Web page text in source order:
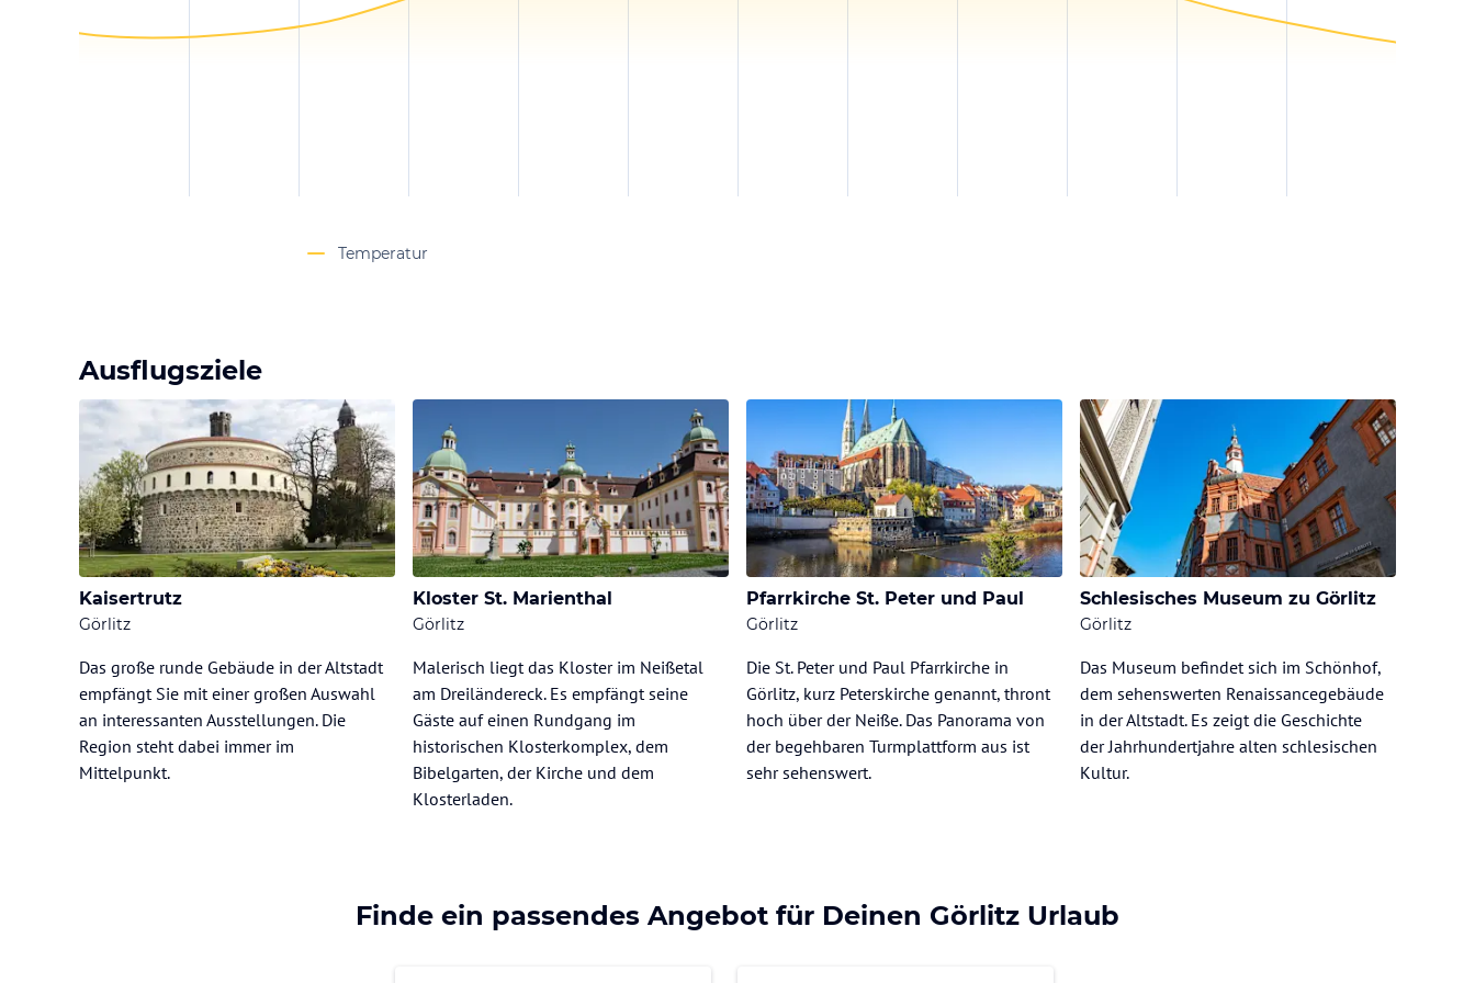
Temperatur
Ausflugsziele
Kaisertrutz
Görlitz
Das große runde Gebäude in der Altstadt
empfängt Sie mit einer großen Auswahl
an interessanten Ausstellungen. Die
Region steht dabei immer im
Mittelpunkt.
Kloster St. Marienthal
Görlitz
Malerisch liegt das Kloster im Neißetal
am Dreiländereck. Es empfängt seine
Gäste auf einen Rundgang im
historischen Klosterkomplex, dem
Bibelgarten, der Kirche und dem
Klosterladen.
Pfarrkirche St. Peter und Paul
Görlitz
Die St. Peter und Paul Pfarrkirche in
Görlitz, kurz Peterskirche genannt, thront
hoch über der Neiße. Das Panorama von
der begehbaren Turmplattform aus ist
sehr sehenswert.
Schlesisches Museum zu Görlitz
Görlitz
Das Museum befindet sich im Schönhof,
dem sehenswerten Renaissancegebäude
in der Altstadt. Es zeigt die Geschichte
der Jahrhundertjahre alten schlesischen
Kultur.
Finde ein passendes Angebot für Deinen Görlitz Urlaub